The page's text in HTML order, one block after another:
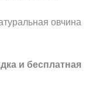
овчина
и бесплатная